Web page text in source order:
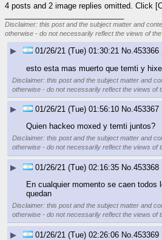
4 posts and 2 image replies omitted. Click
Disclaimer: this post and the subject matter and
otherwise - do not necessarily reflect the views of the
▶ 01/26/21 (Tue) 01:30:21 No. 453366
esto esta mas muerto que temti y
Disclaimer: this post and the subject matter and
otherwise - do not necessarily reflect the views of
▶ 01/26/21 (Tue) 01:56:10 No.453367
Quien hackeo moxed y temti juntos?
Disclaimer: this post and the subject matter and
otherwise - do not necessarily reflect the views of
▶ 01/26/21 (Tue) 02:16:35 No.453368
En cualquier momento se caen todos
quedan
Disclaimer: this post and the subject matter and
otherwise - do not necessarily reflect the views of
▶ 01/26/21 (Tue) 02:26:06 No. 453369